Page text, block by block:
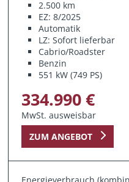
2.500 km
EZ: 8/2025
Automatik
LZ: Sofort lieferbar
Cabrio/Roadster
Benzin
551 kW (749 PS)
334.990 €
MwSt. ausweisbar
ZUM ANGEBOT